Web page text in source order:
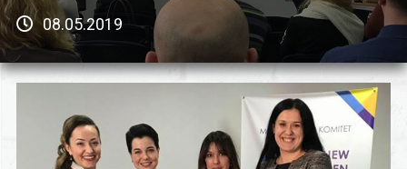
08.05.2019